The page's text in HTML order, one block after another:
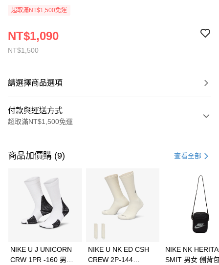
超取滿NT$1,500免運
NT$1,500
NT$1,090
請選擇商品選項
付款與運送方式
超取滿NT$1,500免運
信用卡一次付款
3 期 0 利率 每期 21家銀行
合作金庫商業銀行
第一商業銀行
華南商業銀行
彰化商業銀行
上海商業儲蓄銀行
Apple Pay
全盈+PAY
商品加價購 (9) 查看全部
NIKE U J UNICORN
CRW 1PR -160 男女
NIKE U NK ED CSH
CREW 2P-144
NIKE NK
SMIT 男女 側背